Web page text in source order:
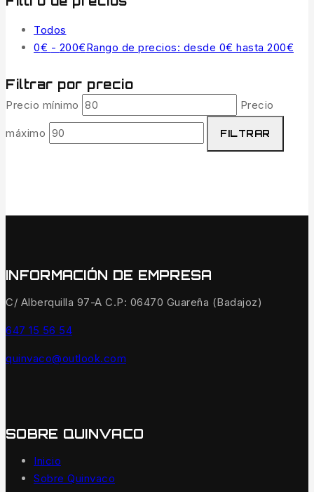
Todos
0€ - 200€Rango de precios: desde 0€ hasta 200€
Filtrar por precio
Precio mínimo Precio
máximo FILTRAR
INFORMACIÓN DE EMPRESA
C/ Alberquilla 97-A C.P: 06470 Guareña (Badajoz)
647 15 56 54
quinvaco@outlook.com
SOBRE QUINVACO
Inicio
Sobre Quinvaco